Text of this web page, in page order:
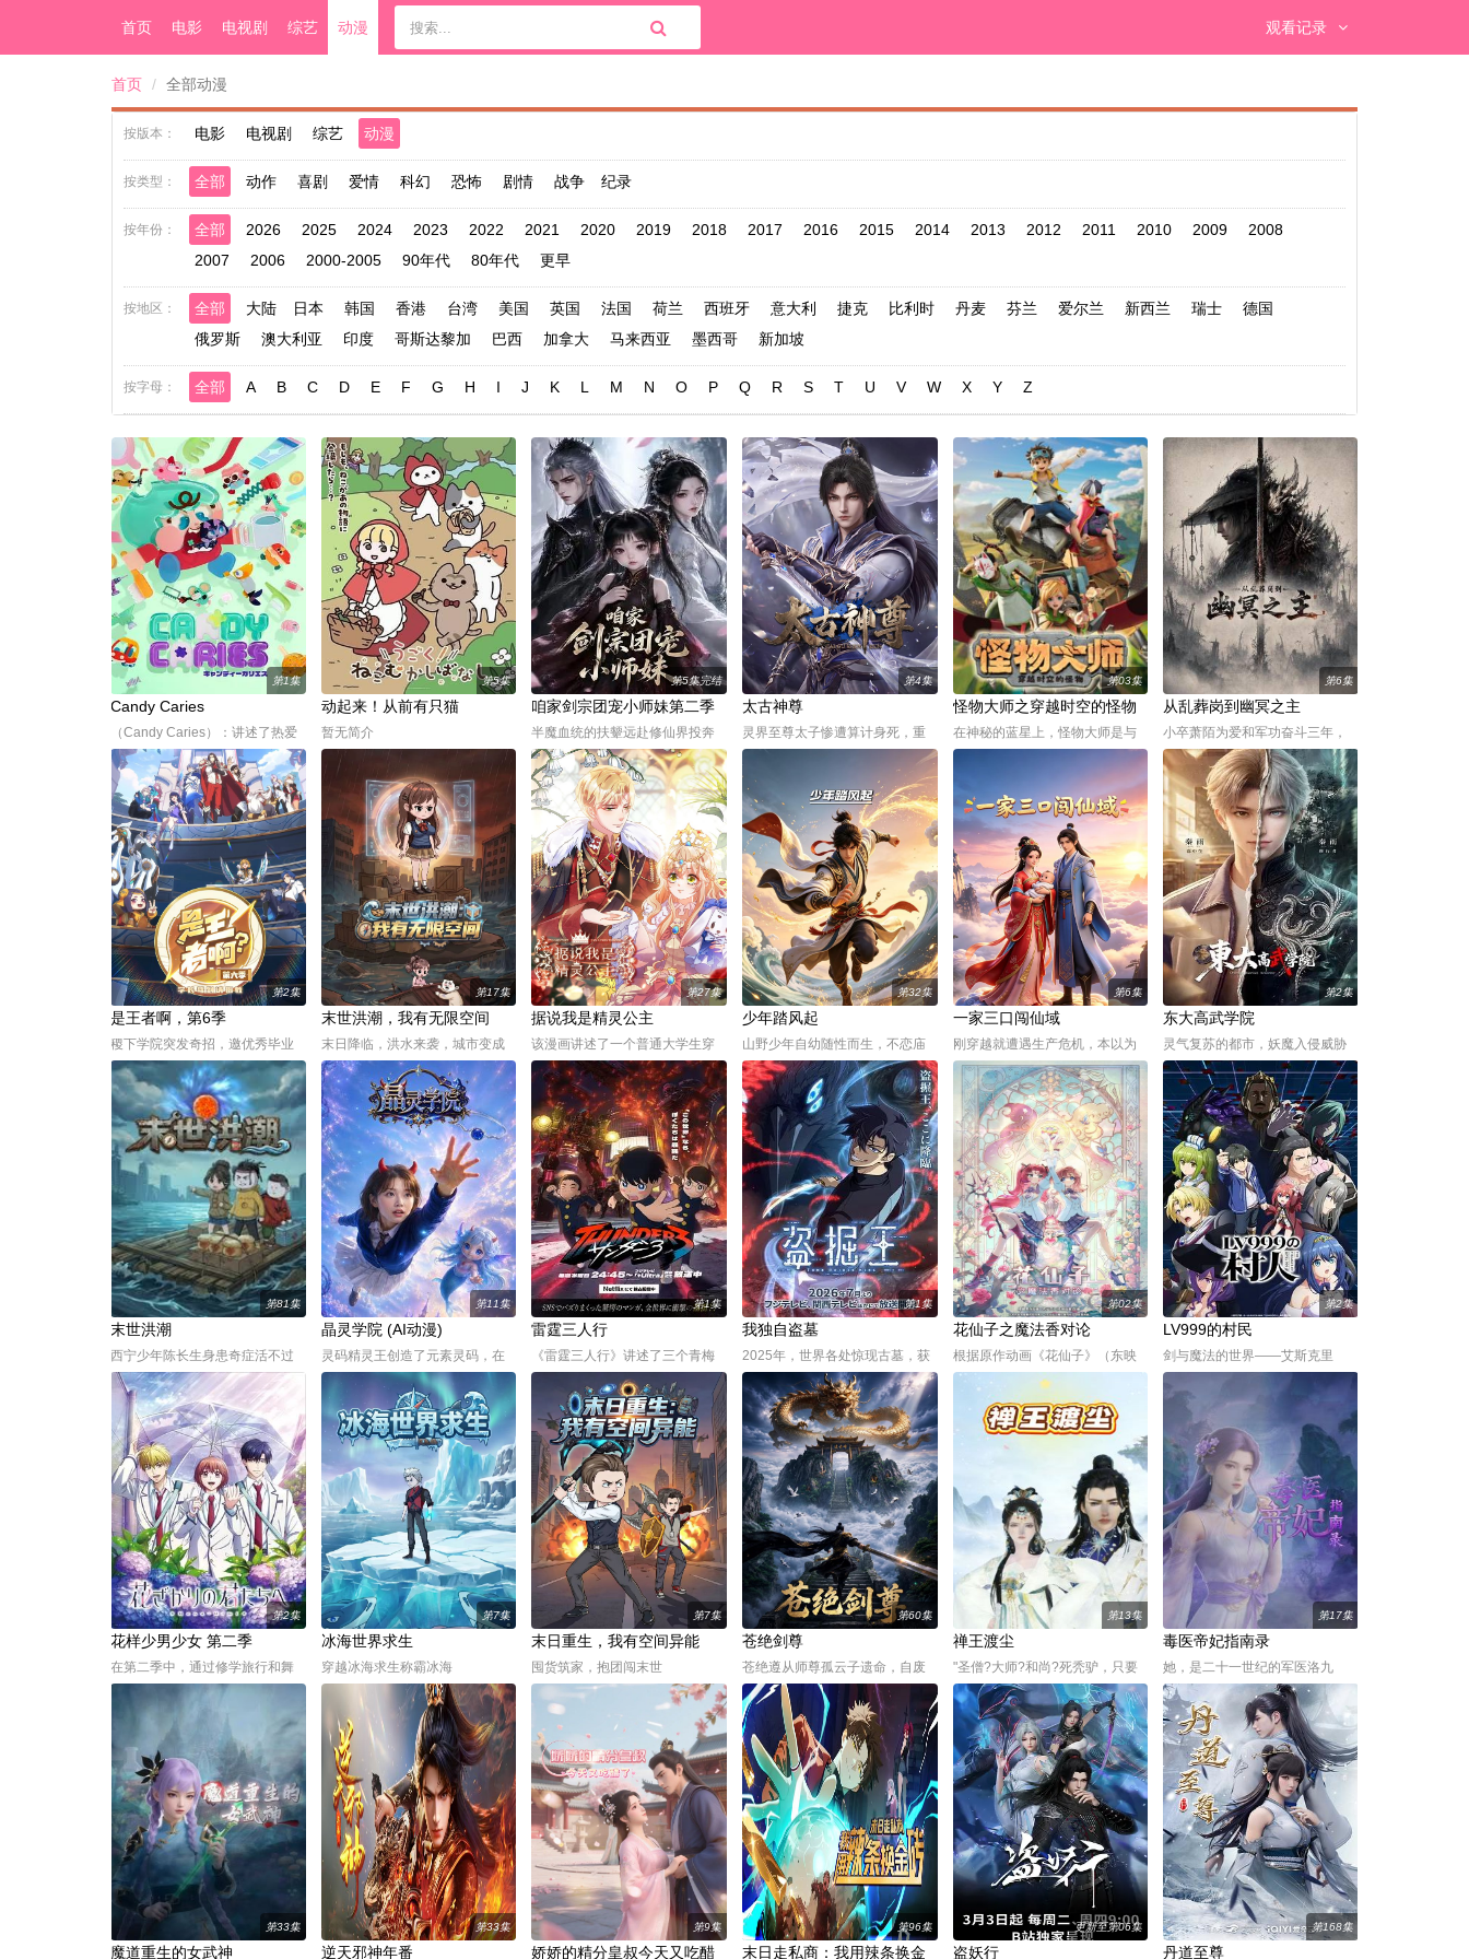
首页 电影 电视剧 综艺 动漫 观看记录
首页 全部动漫
按版本： 电影 电视剧 综艺 动漫
按类型： 全部 动作 喜剧 爱情 科幻 恐怖 剧情 战争 纪录
按年份： 全部 2026 2025 2024 2023 2022 2021 2020 2019 2018 2017 2016 2015 2014 2013 2012 2011 2010 2009
2008
2007
2006 2000-2005 90年代 80年代 更早
按地区： 全部 大陆 日本 韩国 香港 台湾 美国 英国 法国 荷兰 西班牙 意大利 捷克 比利时 丹麦 芬兰 爱尔兰 新西兰 瑞士
德国
俄罗斯
澳大利亚 印度 哥斯达黎加 巴西 加拿大 马来西亚 墨西哥 新加坡
按字母： 全部 A B C D E F G H I J K L M N O P Q R S T U V W X Y Z
第1集
Candy Caries
（Candy Caries）：讲述了热爱
甜食的少女阿梅和她口中寄宿的
龋齿——龋齿的故事。 这部闹剧
喜剧的主角是酷爱甜食的小女孩
阿梅，以及她嘴里那颗蛀牙——
龋齿。
第5集
动起来！从前有只猫
暂无简介
第5集完结
咱家剑宗团宠小师妹第二季
半魔血统的扶颦远赴修仙界投奔
生母，却因表面五灵根资质，被
顶级宗门清云宗拒之门外。走投
无路之际，她被战力顶尖却一穷
二白的天剑宗收留。宗门人人是
绝世剑修，却只能栖身山洞、粗
茶淡饭。扶颦身怀罕见混沌灵
根，自
第4集
太古神尊
灵界至尊太子惨遭算计身死，重
生跌落凡尘沦为底层杂役！身怀
绝世造化神丹与逆天功法，仅凭
一柄锈剑掀翻整片武道世界。双
武魂同步觉醒，炼化万灵、参悟
神魂两道同修，天魔宝库、化龙
秘境、远古遗迹尽数踏遍，魔尊
铠甲
第03集
​怪物大师之穿越时空的怪物​
在神秘的蓝星上，怪物大师是与
奇异怪物缔结契约、守护世界的
荣耀职业。少年布布路为追寻父
亲的线索，前往摩尔本学院参加
怪物大师入学考试。途中，他与
赛琳娜、饺子、帝奇相遇，四人
携手，踏上充满未知与挑战的奇
幻冒
第6集
从乱葬岗到幽冥之主
小卒萧陌为爱和军功奋斗三年，
却被恋人柳莺儿与将军之子赵昊
联手背叛，残忍杀害后抛尸乱葬
岗。濒死之际，他唤醒了上古魔
刀“幽冥”，获得驱使阴兵之力，化
身“活阎罗”归来复仇。他利用附身
控魂之能在军营制造恐慌，
第2集
​是王者啊，第6季​
稷下学院突发奇招，邀优秀毕业
生返校担任临时“代课老师”！周
瑜、诸葛亮展开启“双师对决”，以
曜为首的“星之队”和在校生们，在
与学长们的互动中制造爆笑日
常。当危机降临，师生们放下身
份联手应战，在并肩作战的
第17集
末世洪潮，我有无限空间
末日降临，洪水来袭，城市变成
一片汪洋，无数人丧命在这次突
如其来的洪水末日中。而我也丧
命于自己最信任的两个朋友手
中，我死后他们将我的物资空间
据为己有。没想到，我重生了，
还带着我的空间系统，这一世，
我要疯
第27集
据说我是精灵公主
该漫画讲述了一个普通大学生穿
越到异世界成为沦落民间的小公
主，面对偏执狠辣的父亲、挑剔
固执的大臣，任性妄为的兄
弟……历经重重险阻，用智谋与
强大的魔法消除误解、歧视，打
败大魔王，最终收获所有人的宠
爱，并
第32集
少年踏风起
山野少年自幼随性而生，不恋庙
堂繁华，不困世俗规矩，于市井
烟火中悄然成长。 世道纷扰，风
波骤起，昔日懵懂少年一朝乘风
而起，携一身孤勇与赤子之心踏
路而行。江湖恩怨、红尘羁绊、
前路险境接踵而至，他以少年意
气
第6集
一家三口闯仙域
刚穿越就遭遇生产危机，本以为
会落入农家女攀附王爷的俗套剧
情，谁知人生直接开启高能副
本。夫君并非凡俗权贵，竟带着
她一脚迈入修仙大道，从此告别
柴米油盐的田园日常，踏上斩妖
除魔、闯荡秘境的修行之路。两
人一边
第2集
东大高武学院
灵气复苏的都市，妖魔入侵威胁
来袭，天生废灵根的少年秦雨体
内意外觉醒神力，被选中成为神
秘至强功法万物生的传承人。秦
雨加入东大高武学院后逐渐结识
侠肝义胆的一群伙伴，一起修炼
成长，共同守护校园和人族星
球。
第81集
末世洪潮
西宁少年陈长生身患奇症活不过
二十岁，为寻改命之法，前往神
都参加大朝试，却因与真凤徐有
容的一纸婚约，遭受打压，被流
放进废弃的国教学院。陈长生凭
借三 ...
第11集
晶灵学院 (AI动漫)
灵码精灵王创造了元素灵码，在
旧书阁密道打造代码晶灵学院，
仅心怀纯粹的孩子能进入并与精
灵缔结羁绊。16岁的晶晶能看见
水灵码，半年前觉醒能力的姐姐
失踪，只留下手环和“暗码会抓小
精灵”的线索。某天晶晶收到录
第1集
雷霆三人行
《雷霆三人行》讲述了三个青梅
竹马的挚友拼命寻找失踪少女的
故事。本剧集围绕着平凡的中学
生平太郎和两个好友燕和广志展
开，三人被称为“小不点三人组”。
平太郎开朗活泼的妹妹双叶突然
失踪，彻底改变了他们的生活。
第1集
我独自盗墓
2025年，世界各处惊现古墓，获
得墓中“宝物”之人便能获得先人的
异能，全世界为获得宝物而疯
狂。无往不利盗墓者徐浩钧，在
一次任务中落入陷阱，不幸丧
命。然而他带着前世的记忆，回
到了一切开始的地方。虽然失去
第02集
花仙子之魔法香对论
根据原作动画《花仙子》（东映
动画）改编。 立志成为调香师的
学徒露米在归家途中遭遇黑雾袭
击，危难间在自称是花星使者的
黑猫的指引下，唤醒了祖先留下
的古董花钥匙的力量，并变身成
为花仙子。 由于七色花被黑暗魔
第2集
LV999的村民
剑与魔法的世界——艾斯克里
亚。在这个世界里，人们生来就
背负着等级与既定使命。战士、
格斗家、僧侣、魔法师、盗贼、
商人、猎人、咒术师、国王、贤
者、勇者。而其中数量最多、毫
无力量、最弱小的角色……“村
民”。
第2集
花样少男少女 第二季
在第二季中，通过修学旅行和舞
会等在原作中广受欢迎的篇章，
细腻地描绘了瑞稀、佐野、中津
三人之间的情感发展。此外，佐
野的弟弟·森，以及身为专业摄影
师、梅田的后辈·原秋叶等角色也
将登场，瑞稀的日常生活变得更
第7集
冰海世界求生
穿越冰海求生称霸冰海
第7集
末日重生，我有空间异能
囤货筑家，抱团闯末世
第60集
苍绝剑尊
苍绝遵从师尊孤云子遗命，自废
丹田在落日谷外守墓三年，受尽
冷眼。三年期满之际，其青梅竹
马的恋人白莲儿暴露贪婪本性，
联合凌云峰天才萧天赐，残忍挖
走了苍绝体内大成的“先天剑骨”。
第13集
禅王渡尘
"圣僧?大师?和尚?死秃驴，只要
你说你爱我，本姑娘绝对不会凌
辱你，否者休怪我无情。""阿弥陀
佛，出家人五蕴皆空六根清净，
望女施主自重。"于是乎，月黑风
高夜，楚倾月对一个和尚做出了
惨无人首之事。五年之后
第17集
毒医帝妃指南录
她，是二十一世纪的军医洛九
黎，一朝..，成为了长宁王朝那个
被遗弃别院的昭王妃.......
第33集
魔道重生的女武神
第33集
逆天邪神年番
第9集
娇娇的精分皇叔今天又吃醋
第96集
末日走私商：我用辣条换金
更新至第06集
盗妖行
第168集
丹道至尊